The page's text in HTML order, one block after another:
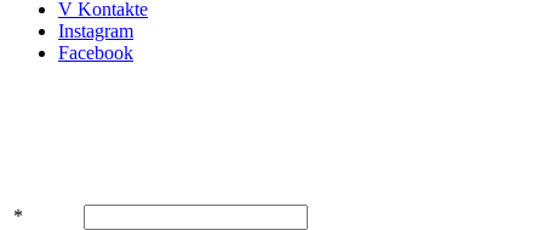
V Kontakte
Instagram
Facebook
*